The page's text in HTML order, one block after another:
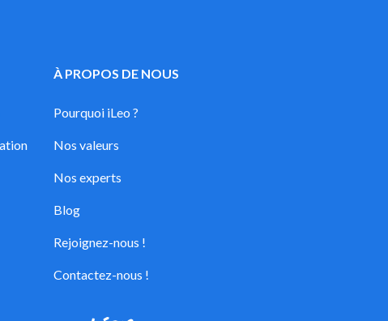
À PROPOS DE NOUS
Pourquoi iLeo ?
Nos valeurs
Nos experts
Blog
Rejoignez-nous !
Contactez-nous !